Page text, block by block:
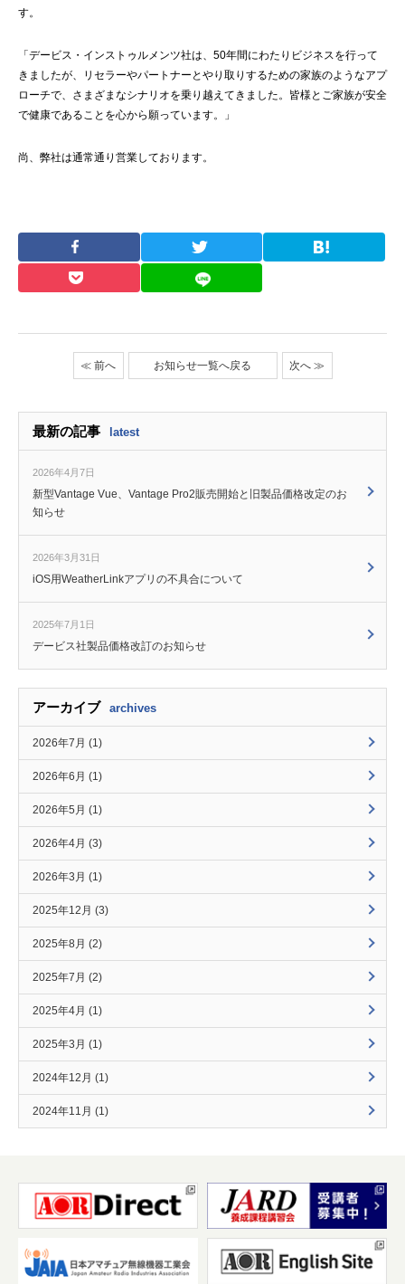
す。
「デービス・インストゥルメンツ社は、50年間にわたりビジネスを行って
きましたが、リセラーやパートナーとやり取りするための家族のようなアプ
ローチで、さまざまなシナリオを乗り越えてきました。皆様とご家族が安全
で健康であることを心から願っています。」
尚、弊社は通常通り営業しております。
≪ 前へ お知らせ一覧へ戻る 次へ ≫
最新の記事 latest
2026年4月7日
新型Vantage Vue、Vantage Pro2販売開始と旧製品価格改定のお
知らせ
2026年3月31日
iOS用WeatherLinkアプリの不具合について
2025年7月1日
デービス社製品価格改訂のお知らせ
アーカイブ archives
2026年7月 (1)
2026年6月 (1)
2026年5月 (1)
2026年4月 (3)
2026年3月 (1)
2025年12月 (3)
2025年8月 (2)
2025年7月 (2)
2025年4月 (1)
2025年3月 (1)
2024年12月 (1)
2024年11月 (1)